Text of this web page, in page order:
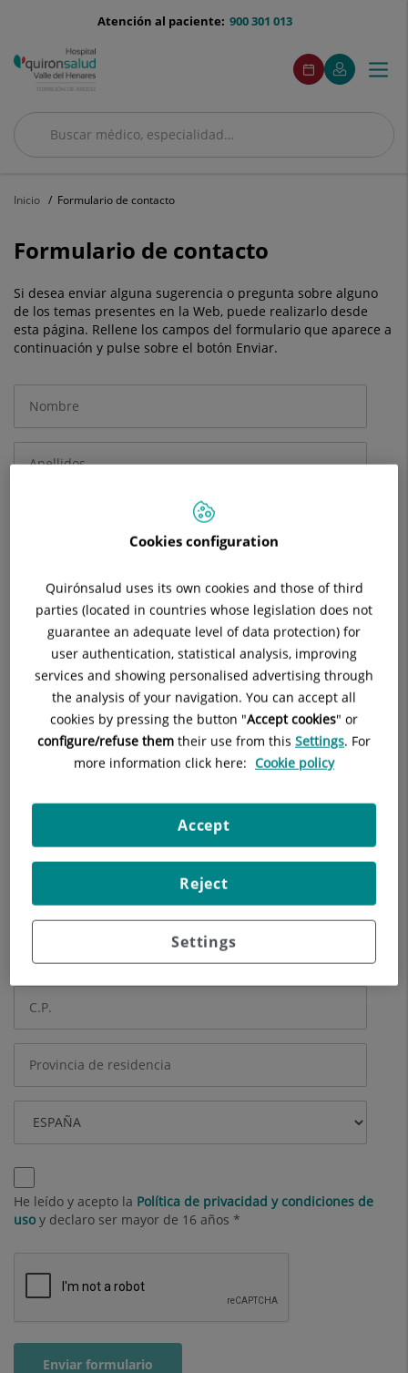
menu-
900 301 013
Atención al paciente:
Buscar
Buscar
menuAcceso
Pedir
cita
Este
enlace
se
en
Mi
Quirónsalud
Este
enlace
se
en
ventana
Menú
Inicio Formulario de contacto
Formulario de contacto
Si desea enviar alguna sugerencia o pregunta sobre alguno
de los temas presentes en la Web, puede realizarlo desde
esta página. Rellene los campos del formulario que aparece a
continuación y pulse sobre el botón Enviar.
obligatorios
Otros datos (opcional)
He leído y acepto la Política de privacidad y condiciones de
usoy declaro ser mayor de 16 años *
Cookies configuration
Quirónsalud uses its own cookies and those of third
parties (located in countries whose legislation does not
guarantee an adequate level of data protection) for
user authentication, statistical analysis, improving
services and showing personalised advertising through
the analysis of your navigation. You can accept all
cookies by pressing the button "Accept cookies" or
configure/refuse them their use from this Settings. For
more information click here: Cookie policy
Settings
Reject
Accept